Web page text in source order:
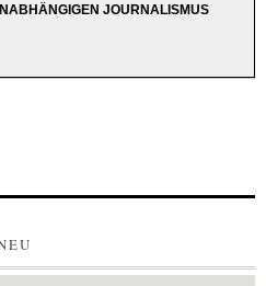
JOURNALISMUS